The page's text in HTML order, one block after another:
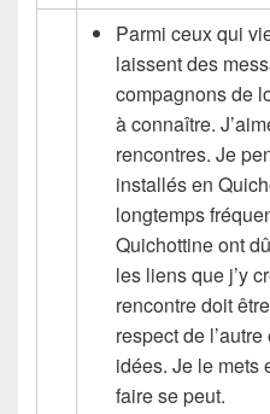
Parmi ceux qui
laissent des
compagnons de
à connaître.
rencontres. Je
installés en
longtemps
Quichottine ont
les liens que j’y
rencontre doit
respect de
idées. Je le mets
faire se peut.